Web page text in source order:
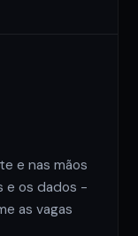
e nas mãos
e os dados -
as vagas